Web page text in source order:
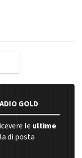
GOLD
le ultime
di posta